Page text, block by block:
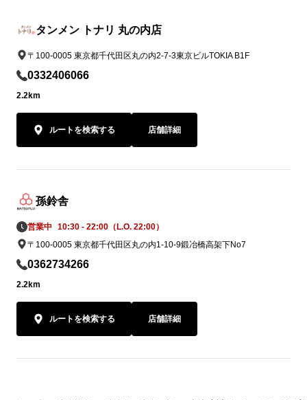
タンメン トナリ 丸の内店
〒100-0005 東京都千代田区丸の内2-7-3東京ビルTOKIA B1F
0332406066
2.2km
ルートを検索する 店舗詳細
孫鈴舎
営業中
10:30 - 22:00（L.O. 22:00）
〒100-0005 東京都千代田区丸の内1-10-9鍛冶橋高架下No7
0362734266
2.2km
ルートを検索する 店舗詳細